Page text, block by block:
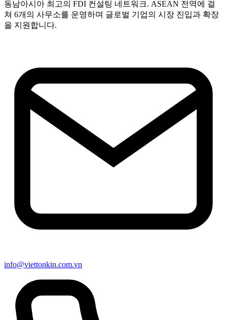
동남아시아 최고의 FDI 컨설팅 네트워크. ASEAN 전역에 걸
쳐 6개의 사무소를 운영하며 글로벌 기업의 시장 진입과 확장
을 지원합니다.
info@viettonkin.com.vn